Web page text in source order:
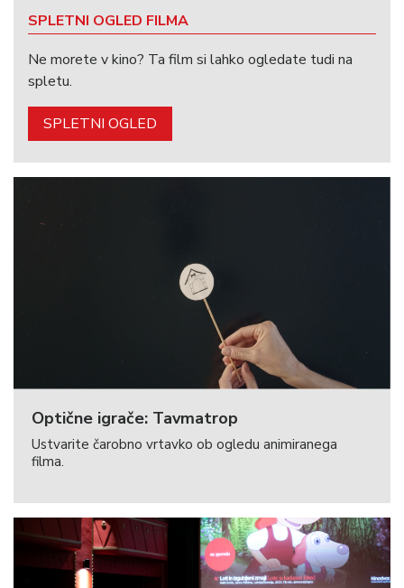
SPLETNI OGLED FILMA
Ne morete v kino? Ta film si lahko ogledate tudi na
spletu.
SPLETNI OGLED
Optične igrače: Tavmatrop
Ustvarite čarobno vrtavko ob ogledu animiranega
filma.